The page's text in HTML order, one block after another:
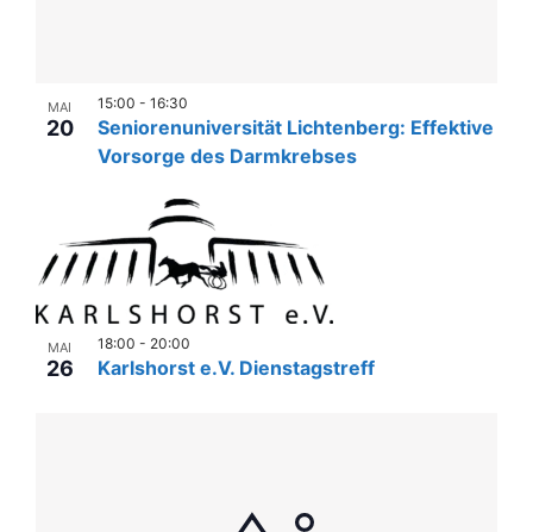
MAI
20
Seniorenuniversität Lichtenberg: Effektive
Vorsorge des Darmkrebses
15:00 - 16:30
MAI
26 Karlshorst e.V. Dienstagstreff
18:00 - 20:00